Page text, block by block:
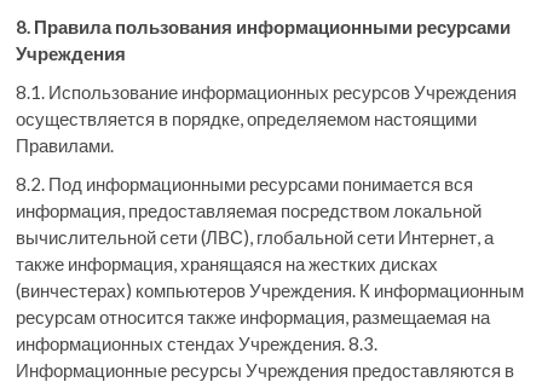
8. Правила пользования информационными ресурсами
Учреждения
8.1. Использование информационных ресурсов Учреждения
осуществляется в порядке, определяемом настоящими
Правилами.
8.2. Под информационными ресурсами понимается вся
информация, предоставляемая посредством локальной
вычислительной сети (ЛВС), глобальной сети Интернет, а
также информация, хранящаяся на жестких дисках
(винчестерах) компьютеров Учреждения. К информационным
ресурсам относится также информация, размещаемая на
информационных стендах Учреждения. 8.3.
Информационные ресурсы Учреждения предоставляются в